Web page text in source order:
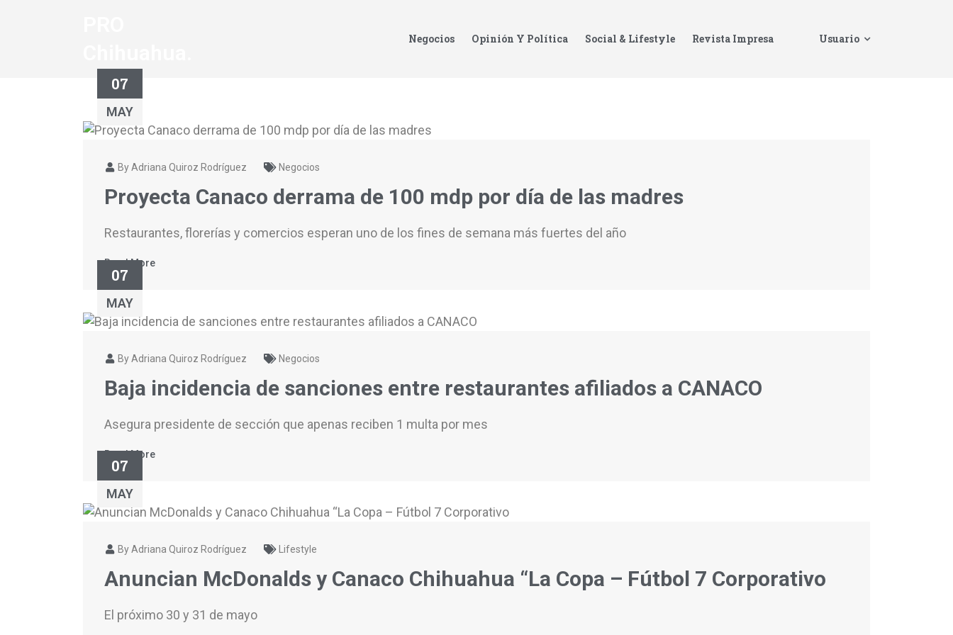
Negocios Opinión Y Política Social & Lifestyle Revista Impresa Usuario
07
MAY
By Adriana Quiroz Rodríguez Negocios
Proyecta Canaco derrama de 100 mdp por día de las madres
Restaurantes, florerías y comercios esperan uno de los fines de semana más fuertes del año
Read More
07
MAY
By Adriana Quiroz Rodríguez Negocios
Baja incidencia de sanciones entre restaurantes afiliados a CANACO
Asegura presidente de sección que apenas reciben 1 multa por mes
Read More
07
MAY
By Adriana Quiroz Rodríguez Lifestyle
Anuncian McDonalds y Canaco Chihuahua “La Copa – Fútbol 7 Corporativo
El próximo 30 y 31 de mayo